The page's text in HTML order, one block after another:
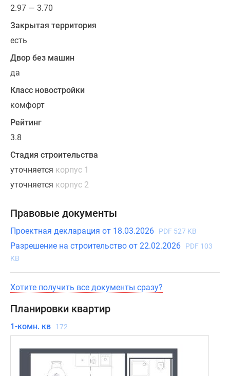
помещениями,
балконами
и
лоджиями,
угловыми
и
окнами
в
а
также
редкие
с
В
некоторых
лотах
предусмотрено
более
санузла.
Кроме
линейных
2.97 — 3.70
Закрытая территория
есть
Двор без машин
да
Класс новостройки
комфорт
Рейтинг
3.8
Стадия строительства
уточняется корпус 1
уточняется корпус 2
Правовые документы
Проектная декларация от 18.03.2026 PDF 527 KB
Разрешение на строительство от 22.02.2026
PDF 103
KB
Хотите получить все документы сразу?
Планировки квартир
1-комн. кв 172